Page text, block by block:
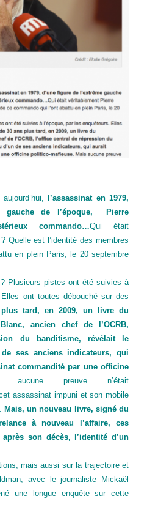
l’assassinat en 1979,
gauche de l’époque, Pierre
commando…Qui était
Quelle est l’identité des membres
en plein Paris, le 20 septembre
Plusieurs pistes ont été suivies à
Elles ont toutes débouché sur des
tard, en 2009, un livre du
ancien chef de l’OCRB,
du banditisme, révélait le
de ses anciens indicateurs, qui
commandité par une officine
preuve n’était
assassinat impuni et son mobile
Mais, un nouveau livre, signé du
à nouveau l’affaire, ces
son décès, l’identité d’un
mais aussi sur la trajectoire et
avec le journaliste Mickaël
une longue enquête sur cette